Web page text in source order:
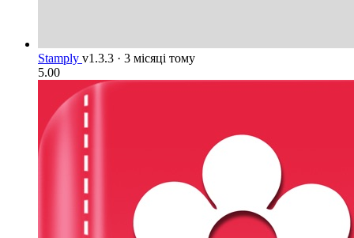
Stamply v1.3.3 · 3 місяці тому
5.00